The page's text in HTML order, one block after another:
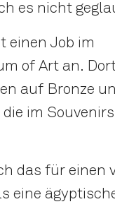
es nicht
einen Job im
of Art an.
auf Bronze
im
das für einen
eine